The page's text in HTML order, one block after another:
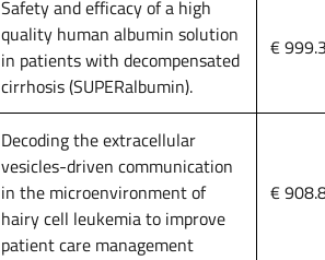
Safety and efficacy of a high
quality human albumin solution
in patients with decompensated
cirrhosis (SUPERalbumin).
€
Decoding the extracellular
vesicles-driven communication
in the microenvironment of
hairy cell leukemia to improve
patient care management
€